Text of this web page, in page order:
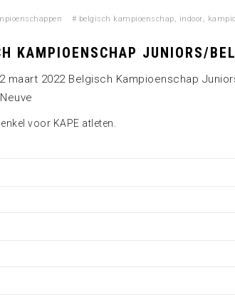
# belgisch kampioenschap, indoor,
KAMPIOENSCHAP JUNIORS/
maart 2022 Belgisch Kampioenschap
voor KAPE atleten.